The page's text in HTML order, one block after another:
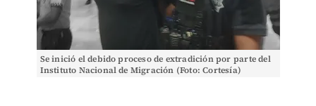
Se inició el debido proceso de extradición por parte del
Instituto Nacional de Migración (Foto: Cortesía)